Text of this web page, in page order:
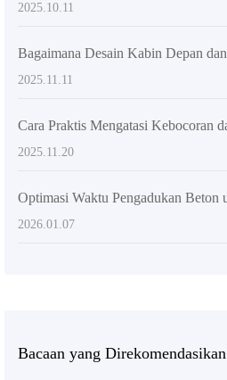
2025.10.11
2025.11.11
2025.11.20
2026.01.07
Bacaan yang Direkomendasikan